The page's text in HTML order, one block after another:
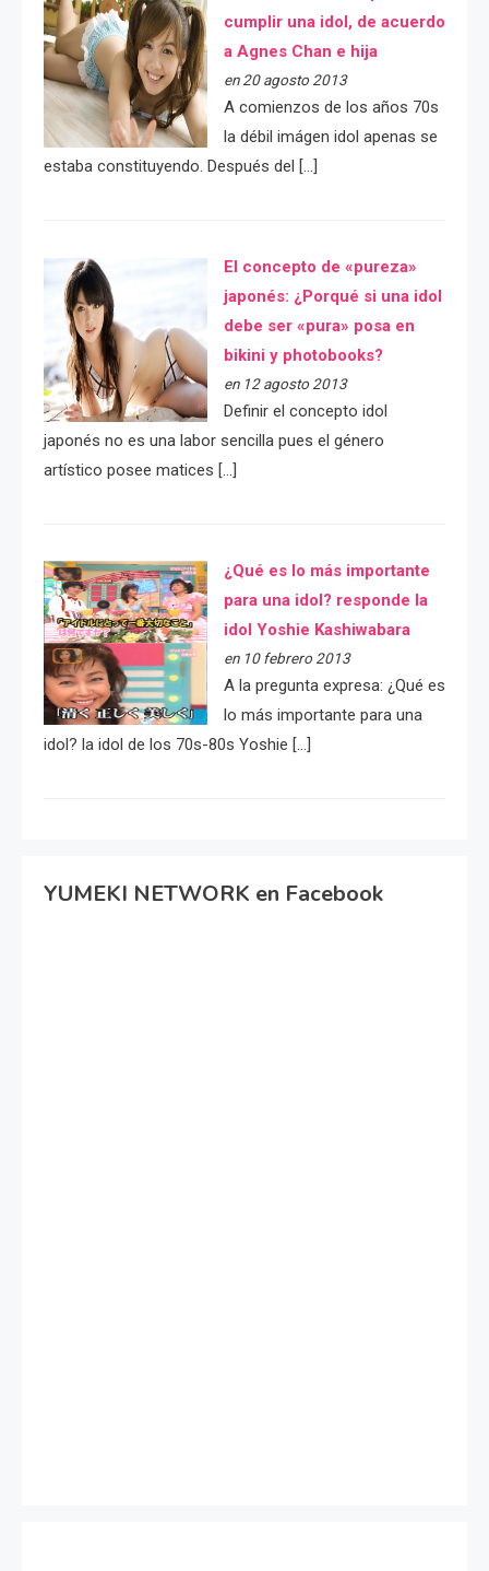
cumplir una idol, de acuerdo
a Agnes Chan e hija
en 20 agosto 2013
A comienzos de los años 70s
la débil imágen idol apenas se
estaba constituyendo. Después del […]
El concepto de «pureza»
japonés: ¿Porqué si una idol
debe ser «pura» posa en
bikini y photobooks?
en 12 agosto 2013
Definir el concepto idol
japonés no es una labor sencilla pues el género
artístico posee matices […]
¿Qué es lo más importante
para una idol? responde la
idol Yoshie Kashiwabara
en 10 febrero 2013
A la pregunta expresa: ¿Qué es
lo más importante para una
idol? la idol de los 70s-80s Yoshie […]
YUMEKI NETWORK en Facebook